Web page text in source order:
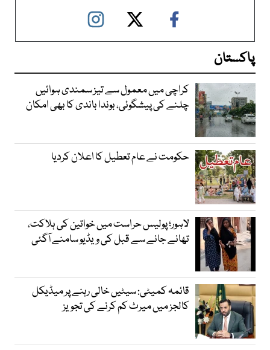
پاکستان
کراچی میں معمول سے تیز سمندی ہوائیں
چلنے کی پیشگوئی، بوندا باندی کا بھی امکان
حکومت نے عام تعطیل کا اعلان کردیا
لاہور؛ پولیس حراست میں خواتین کی ہلاکت،
تھانے جانے سے قبل کی ویڈیو سامنے آگئی
قائمہ کمیٹی: سیٹیں خالی رہنے پر میڈیکل
کالجز میں میرٹ کم کرنے کی تجویز